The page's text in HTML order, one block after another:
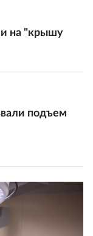
на "крышу
подъем